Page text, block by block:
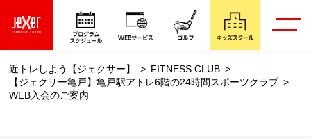
近トレしよう【ジェクサー】
FITNESS CLUB
【ジェクサー亀戸】亀戸駅アトレ6階の24時間スポーツクラブ
WEB入会のご案内